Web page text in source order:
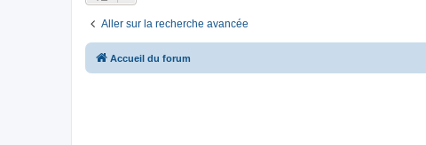
Aller sur la recherche avancée
Accueil du forum